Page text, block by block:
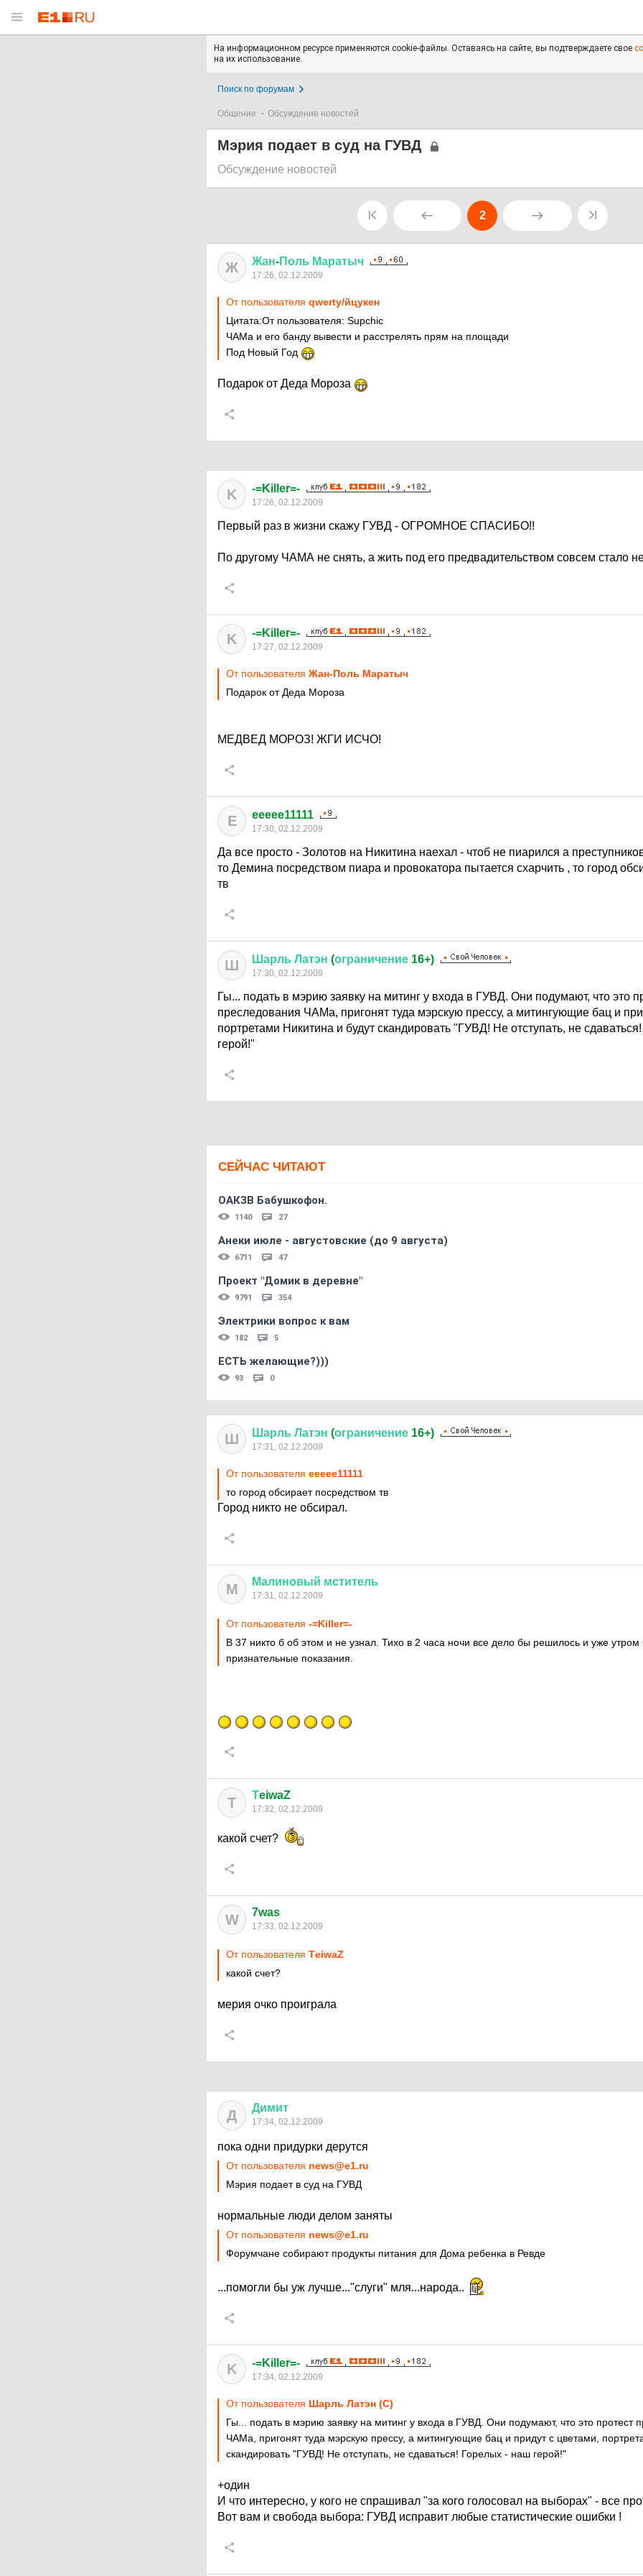
На информационном ресурсе применяются cookie-файлы. Оставаясь на сайте, вы подтверждаете свое
на их использование.
Поиск по форумам
Общение Обсуждение новостей
Мэрия подает в суд на ГУВД
Обсуждение новостей
2
Ж Жан-Поль Маратыч
17:26, 02.12.2009
От пользователя qwerty/йцукен
Цитата:От пользователя: Supchic
ЧАМа и его банду вывести и расстрелять прям на площади
Под Новый Год
Подарок от Деда Мороза
K -=Killer=-
17:26, 02.12.2009
Первый раз в жизни скажу ГУВД - ОГРОМНОЕ СПАСИБО!!
По другому ЧАМА не снять, а жить под его предвадительством совсем стало
K -=Killer=-
17:27, 02.12.2009
От пользователя Жан-Поль Маратыч
Подарок от Деда Мороза
МЕДВЕД МОРОЗ! ЖГИ ИСЧО!
E eeeee11111
17:30, 02.12.2009
Да все просто - Золотов на Никитина наехал - чтоб не пиарился а
то Демина посредством пиара и провокатора пытается схарчить , то город
тв
Ш Шарль Латэн (ограничение 16+)
17:30, 02.12.2009
Гы... подать в мэрию заявку на митинг у входа в ГУВД. Они подумают, что это
преследования ЧАМа, пригонят туда мэрскую прессу, а митингующие бац и
портретами Никитина и будут скандировать "ГУВД! Не отступать, не
герой!"
СЕЙЧАС ЧИТАЮТ
ОАКЗВ Бабушкофон.
1140 27
Анеки июле - августовские (до 9 августа)
6711 47
Проект "Домик в деревне"
9791 354
Электрики вопрос к вам
182 5
ЕСТЬ желающие?)))
93 0
Ш Шарль Латэн (ограничение 16+)
17:31, 02.12.2009
От пользователя eeeee11111
то город обсирает посредством тв
Город никто не обсирал.
М Малиновый мститель
17:31, 02.12.2009
От пользователя -=Killer=-
В 37 никто б об этом и не узнал. Тихо в 2 часа ночи все дело бы решилось и уже
признательные показания.
Т ТeiwaZ
17:32, 02.12.2009
какой счет?
W 7was
17:33, 02.12.2009
От пользователя ТeiwaZ
какой счет?
мерия очко проиграла
Д Димит
17:34, 02.12.2009
пока одни придурки дерутся
От пользователя news@e1.ru
Мэрия подает в суд на ГУВД
нормальные люди делом заняты
От пользователя news@e1.ru
Форумчане собирают продукты питания для Дома ребенка в Ревде
...помогли бы уж лучше..."слуги" мля...народа..
K -=Killer=-
17:34, 02.12.2009
От пользователя Шарль Латэн (С)
Гы... подать в мэрию заявку на митинг у входа в ГУВД. Они подумают, что это протест
ЧАМа, пригонят туда мэрскую прессу, а митингующие бац и придут с цветами,
скандировать "ГУВД! Не отступать, не сдаваться! Горелых - наш герой!"
+один
И что интересно, у кого не спрашивал "за кого голосовал на выборах" - все
Вот вам и свобода выбора: ГУВД исправит любые статистические ошибки !